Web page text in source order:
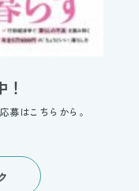
募はこちらから。